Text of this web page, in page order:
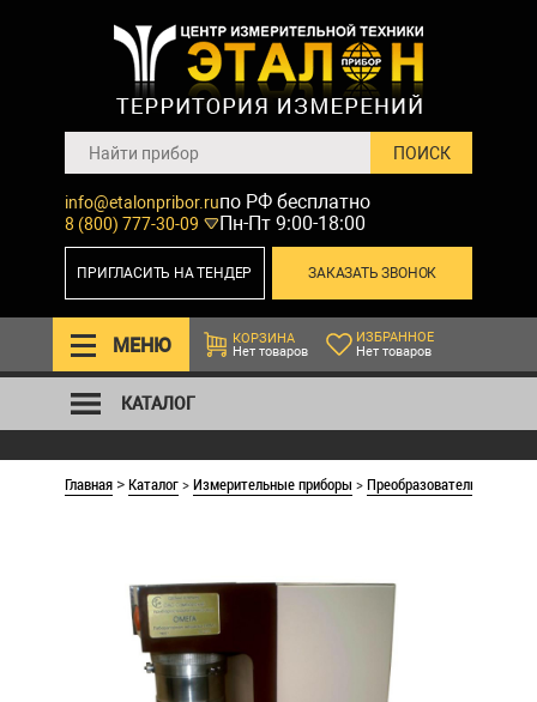
info@etalonpribor.ru
8 (800) 777-30-09
по РФ бесплатно
Пн-Пт 9:00-18:00
ЗАКАЗАТЬ ЗВОНОК
ПРИГЛАСИТЬ НА ТЕНДЕР
МЕНЮ
КОРЗИНА
Нет товаров
ИЗБРАННОЕ
Нет товаров
КАТАЛОГ
Главная >Каталог>Измерительные приборы >Преобразователи